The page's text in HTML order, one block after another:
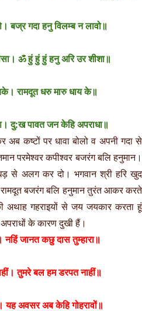
बज्र गदा हनु विलम्ब न लावो॥
ॐ हुं हुं हुं हनु अरि उर शीशा॥
रामदूत धरु मारु धाय के॥
दु:ख पावत जन केहि अपराधा॥
अब कष्टों पर धावा बोलो व अपनी गदा से
परमेश्वर कपीश्वर बजरंग बलि हनुमान।
से अलग कर दो। भगवान श्री हरि खुद
बजरंग बलि हनुमान तुरंत आकर करते
गहराइयों से जय जयकार करता हूं
के कारण दुखी हैं।
जानत कछु दास तुम्हारा॥
तुमरे बल हम डरपत नाहीं॥
यह अवसर अब केहि गोहरावों॥